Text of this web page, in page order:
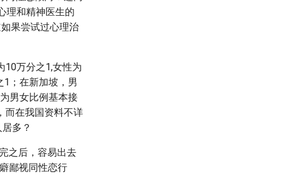
理和精神医生的
果尝试过心理治
10万分之1,女性为
1；在新加坡，男
男女比例基本接
而在我国资料不详
多？
之后，容易出去
鄙视同性恋行